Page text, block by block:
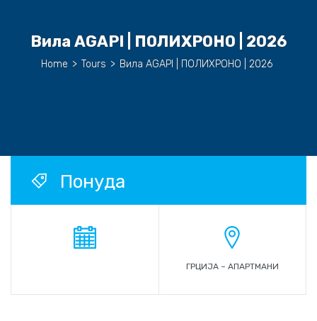
Вила AGAPI | ПОЛИХРОНО | 2026
Home > Tours > Вила AGAPI | ПОЛИХРОНО | 2026
Понуда
ГРЦИЈА – АПАРТМАНИ